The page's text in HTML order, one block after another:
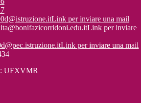
Link per inviare una mail
Link per inviare
Link per inviare una mail
UFXVMR